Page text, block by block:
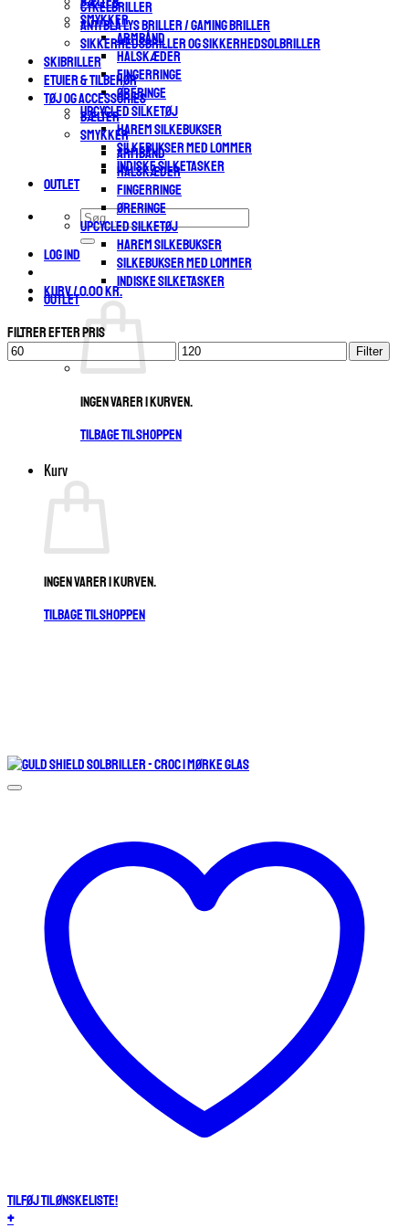
SMYKKER
ARMBÅND
HALSKÆDER
FINGERRINGE
ØRERINGE
UPCYCLED SILKETØJ
HAREM SILKEBUKSER
SILKEBUKSER MED LOMMER
INDISKE SILKETASKER
OUTLET
Søg
efter:
Log ind
Kurv /0.00kr.
Ingen varer i kurven.
Tilbage til shoppen
Kurv
Ingen varer i kurven.
Tilbage til shoppen
CYKELBRILLER
ANTI BLÅ LYS BRILLER / GAMING BRILLER
SIKKERHEDSBRILLER OG SIKKERHEDSOLBRILLER
SKIBRILLER
ETUIER & TILBEHØR
TØJ OG ACCESSORIES
BÆLTER
SMYKKER
ARMBÅND
HALSKÆDER
FINGERRINGE
ØRERINGE
UPCYCLED SILKETØJ
HAREM SILKEBUKSER
SILKEBUKSER MED LOMMER
INDISKE SILKETASKER
OUTLET
Filtrer efter pris
Mindste
Højeste
Filter
Tilføj til ønskeliste!
+